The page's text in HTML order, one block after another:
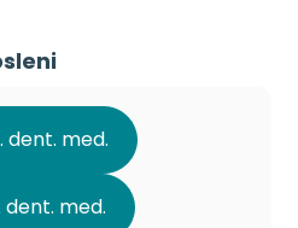
dent. med.
dent. med.